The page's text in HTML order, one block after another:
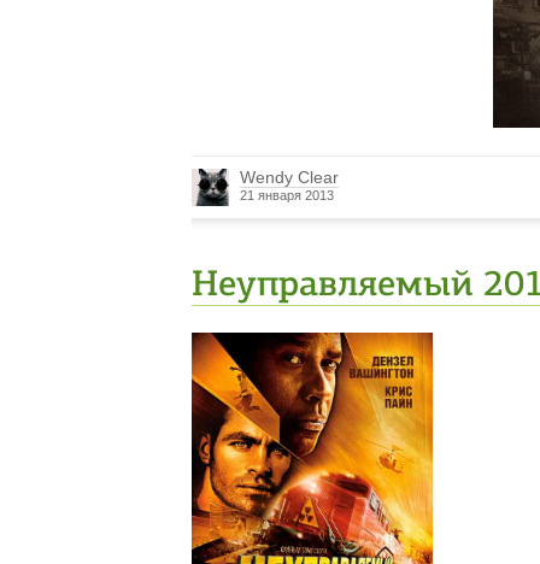
Wendy Clear
21 января 2013
Неуправляемый